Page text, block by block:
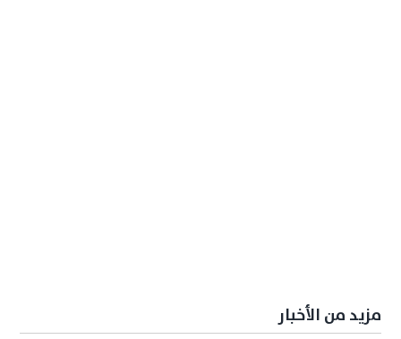
مزيد من الأخبار